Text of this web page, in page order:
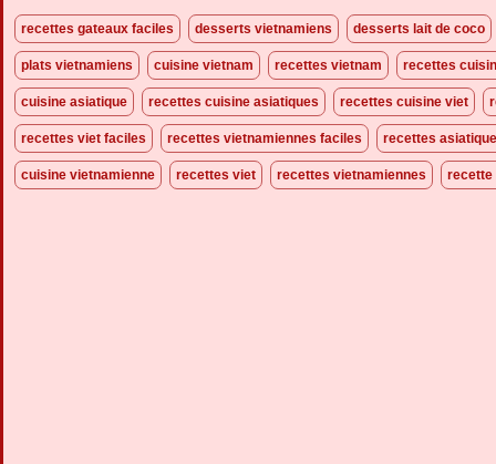
recettes gateaux faciles desserts vietnamiens desserts lait de coco
plats vietnamiens cuisine vietnam recettes vietnam recettes
cuisine asiatique recettes cuisine asiatiques recettes cuisine viet
recettes viet faciles recettes vietnamiennes faciles recettes
cuisine vietnamienne recettes viet recettes vietnamiennes recette